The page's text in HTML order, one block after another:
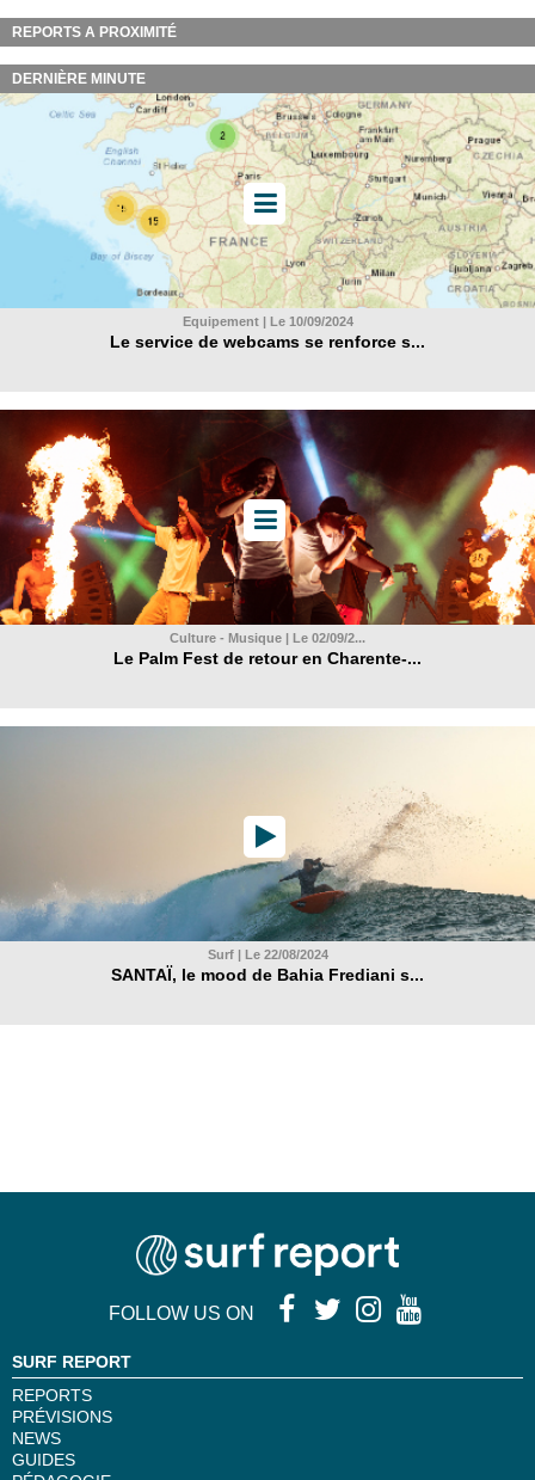
REPORTS A PROXIMITÉ
DERNIÈRE MINUTE
Equipement | Le 10/09/2024
Le service de webcams se renforce s...
Culture - Musique | Le 02/09/2...
Le Palm Fest de retour en Charente-...
Surf | Le 22/08/2024
SANTAÏ, le mood de Bahia Frediani s...
FOLLOW US ON
SURF REPORT
REPORTS
PRÉVISIONS
NEWS
GUIDES